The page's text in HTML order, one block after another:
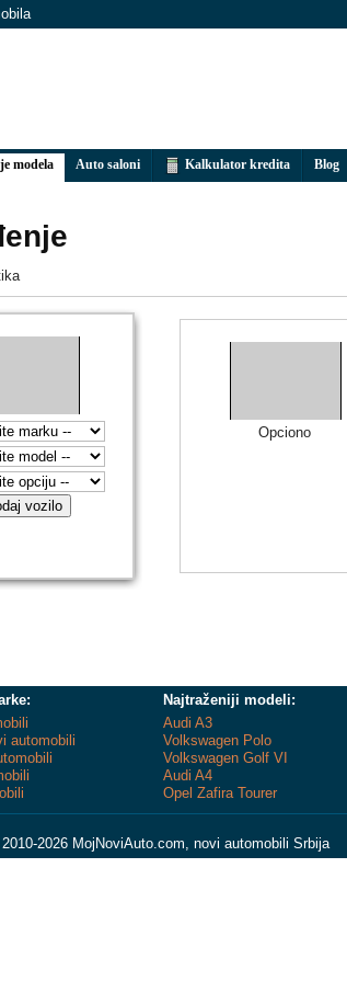
modela Auto saloni Kalkulator kredita Blog
vozilo
Opciono
automobili
Najtraženiji modeli:
Audi A3
Volkswagen Polo
Volkswagen Golf VI
Audi A4
Opel Zafira Tourer
2026 MojNoviAuto.com, novi automobili Srbija